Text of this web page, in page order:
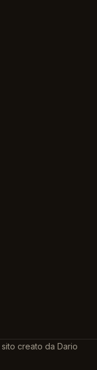
sito creato da Dario